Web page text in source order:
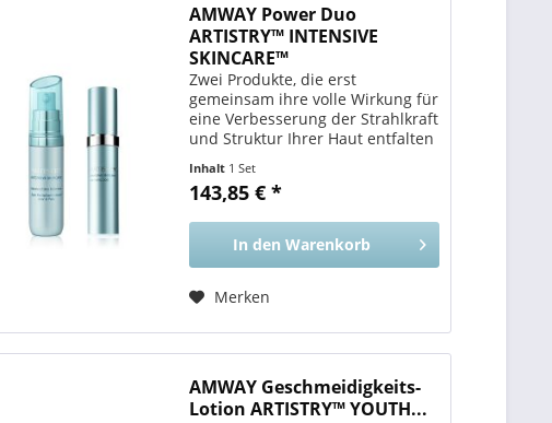
AMWAY Power Duo
ARTISTRY™ INTENSIVE
SKINCARE™
Zwei Produkte, die erst
gemeinsam ihre volle Wirkung für
eine Verbesserung der Strahlkraft
und Struktur Ihrer Haut entfalten
die Wirkung des ARTISTRY
INTENSIVE SKINCARE
Inhalt 1 Set
143,85 € *
In den Warenkorb
Merken
AMWAY Geschmeidigkeits-
Lotion ARTISTRY™ YOUTH...